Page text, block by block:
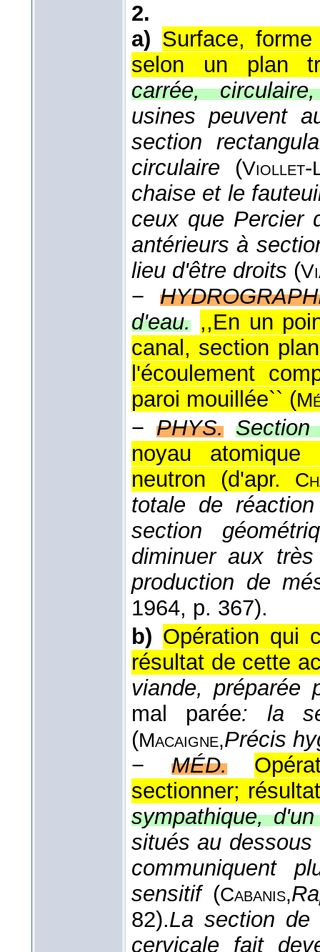
2.
a) Surface,
selon un plan
carrée,
usines peuvent
section
circulaire (Viollet-
chaise et le
ceux que Percier
antérieurs à
lieu d'être droits (
−
d'eau. ,,En un
canal, section
l'écoulement
paroi mouillée`` (
−PHYS. Section
noyau atomique
neutron (d'apr.
totale de
section
diminuer aux
production de
1964, p. 367).
b) Opération qui
résultat de cette
viande, préparée
mal parée: la
(Macaigne,Précis
−MÉD.
sectionner;
sympathique,
situés au
communiquent
sensitif(Cabanis,
82).La section de
cervicale fait